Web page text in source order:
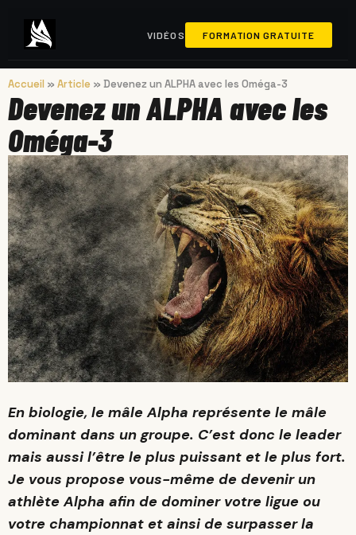
VIDÉOS FORMATION GRATUITE
Accueil » Article » Devenez un ALPHA avec les Oméga-3
Devenez un ALPHA avec les
Oméga-3
En biologie, le mâle Alpha représente le mâle
dominant dans un groupe. C’est donc le leader
mais aussi l’être le plus puissant et le plus fort.
Je vous propose vous-même de devenir un
athlète Alpha afin de dominer votre ligue ou
votre championnat et ainsi de surpasser la